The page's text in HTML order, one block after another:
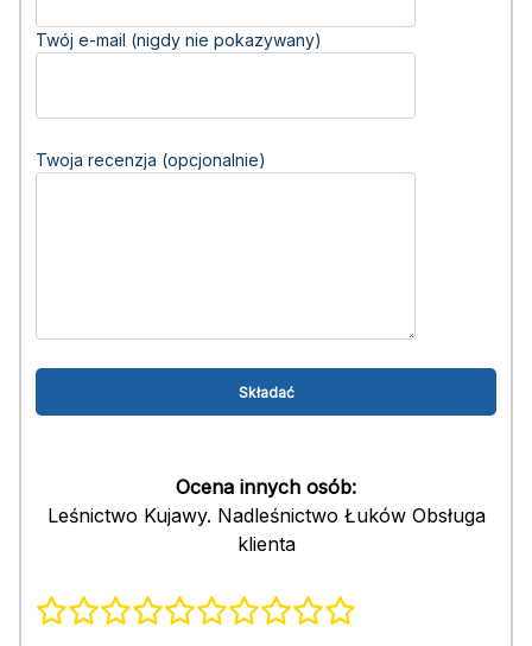
Twój e-mail (nigdy nie pokazywany)
Twoja recenzja (opcjonalnie)
Ocena innych osób:
Leśnictwo Kujawy. Nadleśnictwo Łuków Obsługa
klienta